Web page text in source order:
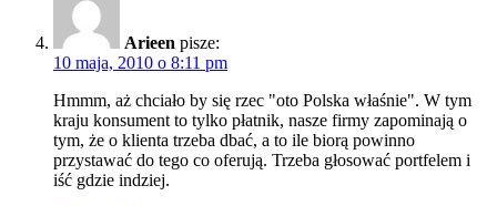
Arieen pisze:
10 maja, 2010 o 8:11 pm
Hmmm, aż chciało by się rzec "oto Polska właśnie". W tym
kraju konsument to tylko płatnik, nasze firmy zapominają o
tym, że o klienta trzeba dbać, a to ile biorą powinno
przystawać do tego co oferują. Trzeba głosować portfelem i
iść gdzie indziej.